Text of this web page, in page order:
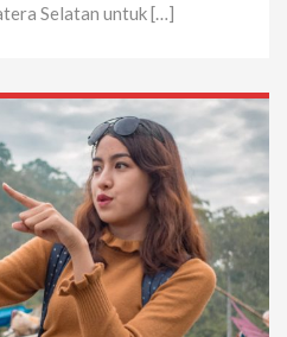
Selatan untuk […]